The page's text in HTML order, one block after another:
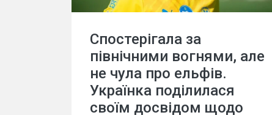
Спостерігала за
північними вогнями, але
не чула про ельфів.
Українка поділилася
своїм досвідом щодо